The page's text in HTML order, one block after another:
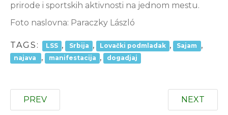
prirode i sportskih aktivnosti na jednom mestu.
Foto naslovna: Paraczky László
TAGS: LSS , Srbija , Lovački podmladak , Sajam ,
najava , manifestacija , dogadjaj
PREV NEXT